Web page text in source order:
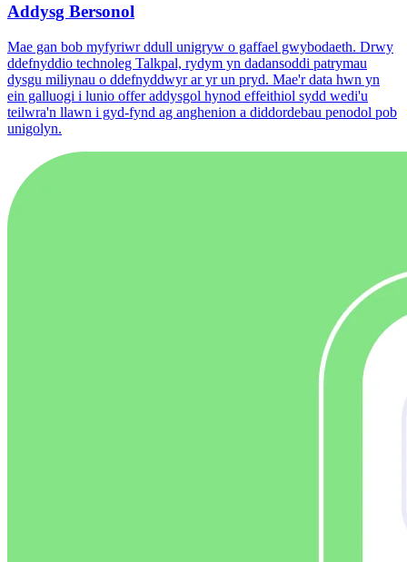
Addysg Bersonol
Mae gan bob myfyriwr ddull unigryw o gaffael gwybodaeth. Drwy
ddefnyddio technoleg Talkpal, rydym yn dadansoddi patrymau
dysgu miliynau o ddefnyddwyr ar yr un pryd. Mae'r data hwn yn
ein galluogi i lunio offer addysgol hynod effeithiol sydd wedi'u
teilwra'n llawn i gyd-fynd ag anghenion a diddordebau penodol pob
unigolyn.